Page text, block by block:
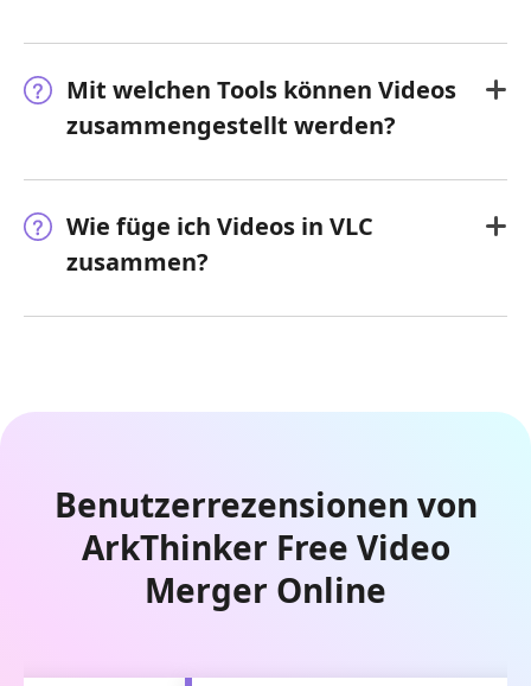
Mit welchen Tools können Videos
zusammengestellt werden?
Wie füge ich Videos in VLC
zusammen?
Benutzerrezensionen von
ArkThinker Free Video
Merger Online